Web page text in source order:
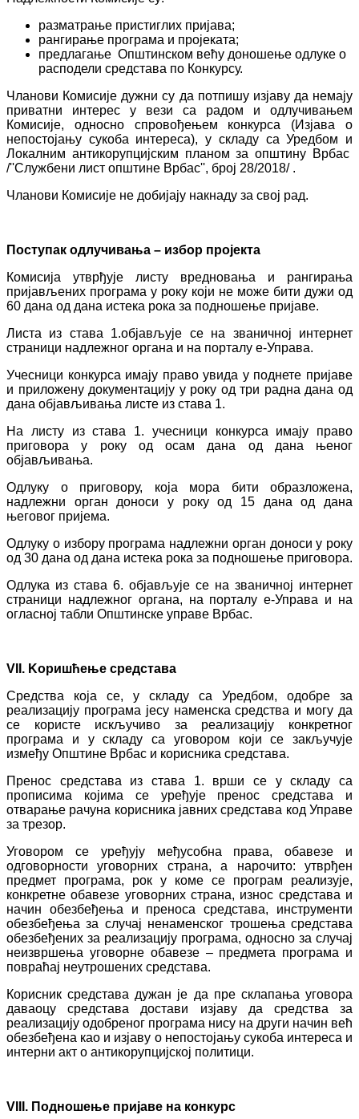
разматрање пристиглих пријава;
рангирање програма и пројеката;
предлагање Општинском већу доношење одлуке о
расподели средстава по Конкурсу.
Чланови Комисије дужни су да потпишу изјаву да немају
приватни интерес у вези са радом и одлучивањем
Комисије, односно спровођењем конкурса (Изјава о
непостојању сукоба интереса), у складу са Уредбом и
Локалним антикорупцијским планом за општину Врбас
/''Службени лист општине Врбас'', број 28/2018/ .
Чланови Комисије не добијају накнаду за свој рад.
Поступак одлучивања – избор пројекта
Комисија утврђује листу вредновања и рангирања
пријављених програма у року који не може бити дужи од
60 дана од дана истека рока за подношење пријаве.
Листа из става 1.објављује се на званичној интернет
страници надлежног органа и на порталу е-Управа.
Учесници конкурса имају право увида у поднете пријаве
и приложену документацију у року од три радна дана од
дана објављивања листе из става 1.
На листу из става 1. учесници конкурса имају право
приговора у року од осам дана од дана њеног
објављивања.
Одлуку о приговору, која мора бити образложена,
надлежни орган доноси у року од 15 дана од дана
његовог пријема.
Одлуку о избору програма надлежни орган доноси у року
од 30 дана од дана истека рока за подношење приговора.
Oдлука из става 6. објављује се на званичној интернет
страници надлежног органа, на порталу е-Управа и на
огласној табли Општинске управе Врбас.
VII . Kоришћење средстава
Средства која се, у складу са Уредбом, одобре за
реализацију програма јесу наменска средства и могу да
се користе искључиво за реализацију конкретног
програма и у складу са уговором који се закључује
између Општине Врбас и корисника средстава.
Пренос средстава из става 1. врши се у складу са
прописима којима се уређује пренос средстава и
отварање рачуна корисника јавних средстава код Управе
за трезор.
Уговором се уређују међусобна права, обавезе и
одговорности уговорних страна, а нарочито: утврђен
предмет програма, рок у коме се програм реализује,
конкретне обавезе уговорних страна, износ средстава и
начин обезбеђења и преноса средстава, инструменти
обезбеђења за случај ненаменског трошења средстава
обезбеђених за реализацију програма, односно за случај
неизвршења уговорне обавезе – предмета програма и
повраћај неутрошених средстава.
Корисник средстава дужан је да пре склапања уговора
даваоцу средстава достави изјаву да средства за
реализацију одобреног програма нису на други начин већ
обезбеђена као и изјаву о непостојању сукоба интереса и
интерни акт о антикорупцијској политици.
VIII . Подношење пријаве на конкурс